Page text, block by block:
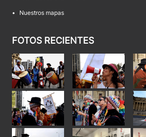
• Nuestros mapas
FOTOS RECIENTES